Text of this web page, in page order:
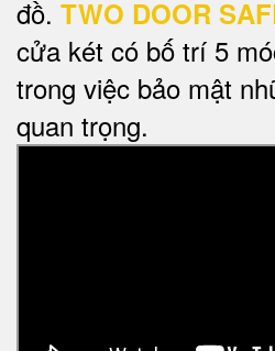
đồ. TWO DOOR
cửa két có bố trí 5
trong việc bảo mật
quan trọng.